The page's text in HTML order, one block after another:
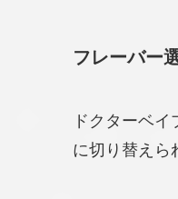
フレーバー
ドクターベ
に切り替えら